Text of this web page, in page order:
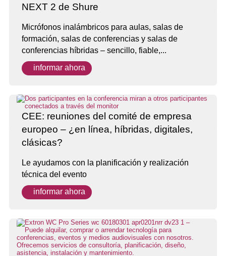
NEXT 2 de Shure
Micrófonos inalámbricos para aulas, salas de
formación, salas de conferencias y salas de
conferencias híbridas – sencillo, fiable,...
informar ahora
CEE: reuniones del comité de empresa
europeo – ¿en línea, híbridas, digitales,
clásicas?
Le ayudamos con la planificación y realización
técnica del evento
informar ahora